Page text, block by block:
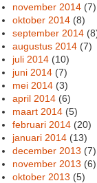
november 2014 (7)
oktober 2014 (8)
september 2014
augustus 2014 (7)
juli 2014 (10)
juni 2014 (7)
mei 2014 (3)
april 2014 (6)
maart 2014 (5)
februari 2014 (20)
januari 2014 (13)
december 2013 (7)
november 2013 (6)
oktober 2013 (5)